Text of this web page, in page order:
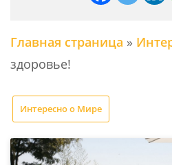
Главная страница »
здоровье!
Интересно о Мире